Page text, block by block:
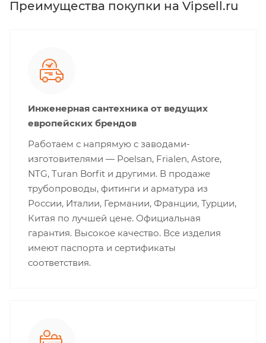
Преимущества покупки на Vipsell.ru
Инженерная сантехника от ведущих
европейских брендов
Работаем с напрямую с заводами-
изготовителями — Poelsan, Frialen, Astore,
NTG, Turan Borfit и другими. В продаже
трубопроводы, фитинги и арматура из
России, Италии, Германии, Франции, Турции,
Китая по лучшей цене. Официальная
гарантия. Высокое качество. Все изделия
имеют паспорта и сертификаты
соответствия.